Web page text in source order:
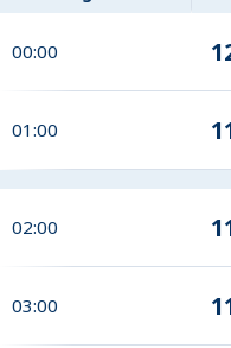
00:00
01:00
02:00
03:00